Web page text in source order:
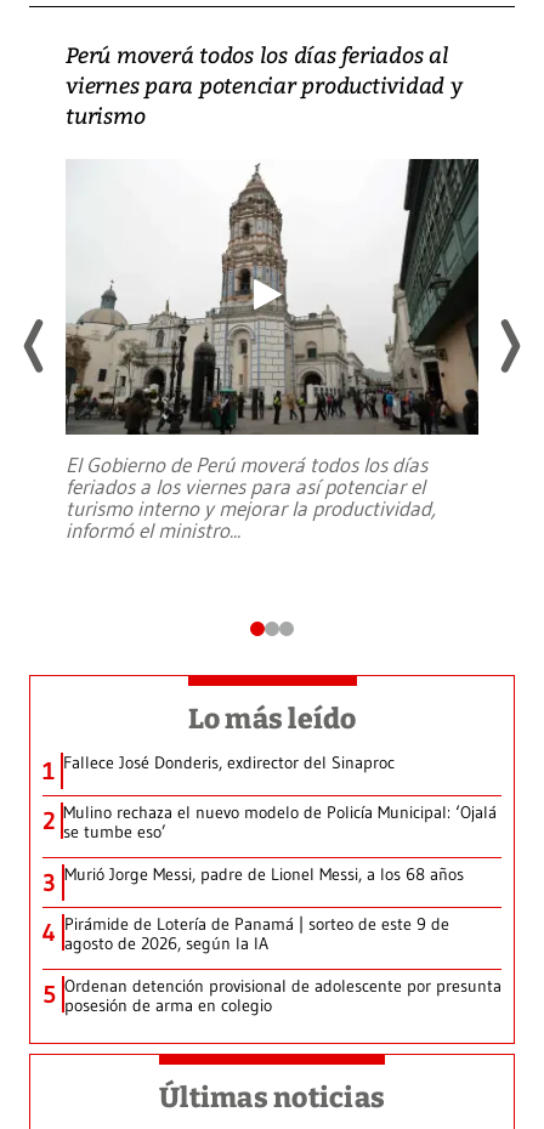
Perú moverá todos los días feriados al
viernes para potenciar productividad y
turismo
El Gobierno de Perú moverá todos los días
feriados a los viernes para así potenciar el
turismo interno y mejorar la productividad,
informó el ministro...
Lo más leído
1 Fallece José Donderis, exdirector del Sinaproc
2 Mulino rechaza el nuevo modelo de Policía Municipal: ‘Ojalá
se tumbe eso’
3 Murió Jorge Messi, padre de Lionel Messi, a los 68 años
4 Pirámide de Lotería de Panamá | sorteo de este 9 de
agosto de 2026, según la IA
5 Ordenan detención provisional de adolescente por presunta
posesión de arma en colegio
Últimas noticias